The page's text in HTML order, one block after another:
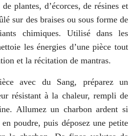
plantes, d’écorces, de résines et
sur des braises ou sous forme de
chimiques. Utilisé dans les
les énergies d’une pièce tout
et la récitation de mantras.
avec du Sang, préparez un
résistant à la chaleur, rempli de
Allumez un charbon ardent si
poudre, puis déposez une petite